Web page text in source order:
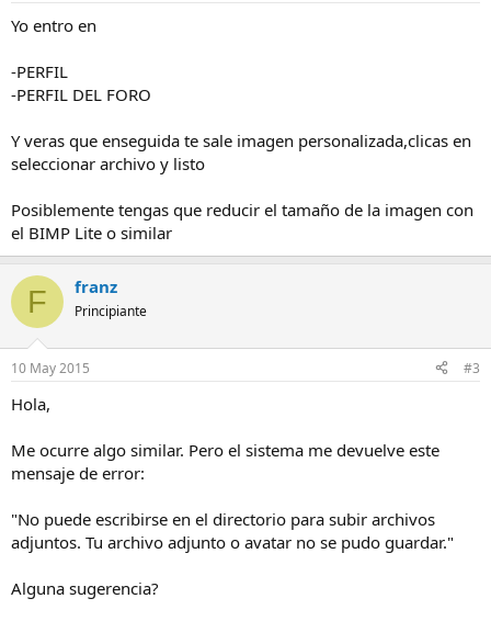
Yo entro en
-PERFIL
-PERFIL DEL FORO
Y veras que enseguida te sale imagen personalizada,clicas en
seleccionar archivo y listo
Posiblemente tengas que reducir el tamaño de la imagen con
el BIMP Lite o similar
F franz
Principiante
10 May 2015 #3
Hola,
Me ocurre algo similar. Pero el sistema me devuelve este
mensaje de error:
"No puede escribirse en el directorio para subir archivos
adjuntos. Tu archivo adjunto o avatar no se pudo guardar."
Alguna sugerencia?